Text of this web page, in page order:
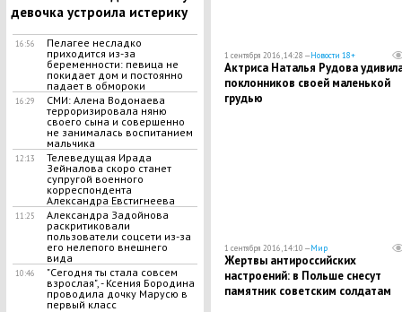
девочка устроила истерику
16:56
Пелагее несладко
приходится из-за
беременности: певица не
покидает дом и постоянно
падает в обмороки
16:29
СМИ: Алена Водонаева
терроризировала няню
своего сына и совершенно
не занималась воспитанием
мальчика
12:13
Телеведущая Ирада
Зейналова скоро станет
супругой военного
корреспондента
Александра Евстигнеева
11:25
Александра Задойнова
раскритиковали
пользователи соцсети из-за
его нелепого внешнего
вида
10:46
"Сегодня ты стала совсем
взрослая", - Ксения Бородина
проводила дочку Марусю в
первый класс
1 сентября 2016, 14:28 —Новости 18+
Актриса Наталья Рудова
поклонников своей маленькой
грудью
1 сентября 2016, 14:10 —Мир
Жертвы антироссийских
настроений: в Польше снесут
памятник советским солдатам